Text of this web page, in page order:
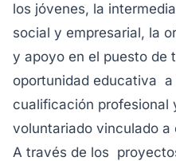
los jóvenes, la
social y empresarial, la
y apoyo en el puesto de
oportunidad educativa a
cualificación profesional
voluntariado vinculado
A través de los